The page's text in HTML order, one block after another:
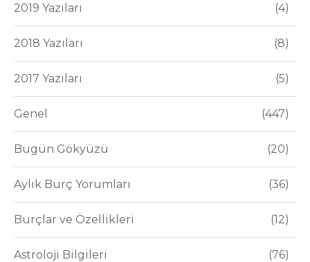
2019 Yazıları 4
2018 Yazıları 8
2017 Yazıları 5
Genel 447
Bugün Gökyüzü 20
Aylık Burç Yorumları 36
Burçlar ve Özellikleri 12
Astroloji Bilgileri 76